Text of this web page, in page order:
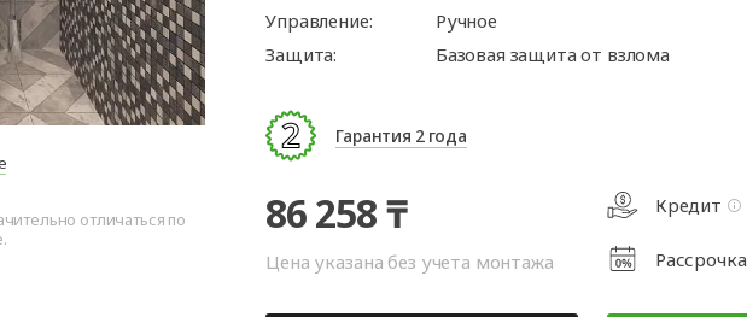
Калитки
Заборы
отличаться по
Управление:
Ручное
Защита:
Базовая защита от взлома
Гарантия 2 года
86 258 ₸
Цена указана без учета монтажа
Кредит
Рассрочка